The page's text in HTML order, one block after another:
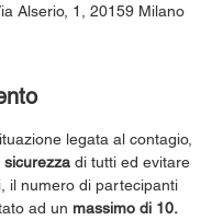
Alserio, 1, 20159 Milano
legata al contagio,
di tutti ed evitare
il numero di partecipanti
ad un massimo di 10.